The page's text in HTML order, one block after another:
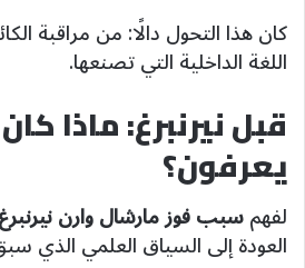
كان هذا التحول دالًا: من مراقبة
اللغة الداخلية التي تصنعها.
قبل نيرنبرغ: ماذا
يعرفون؟
لفهمسبب فوز مارشال وارن
العودة إلى السياق العلمي الذي